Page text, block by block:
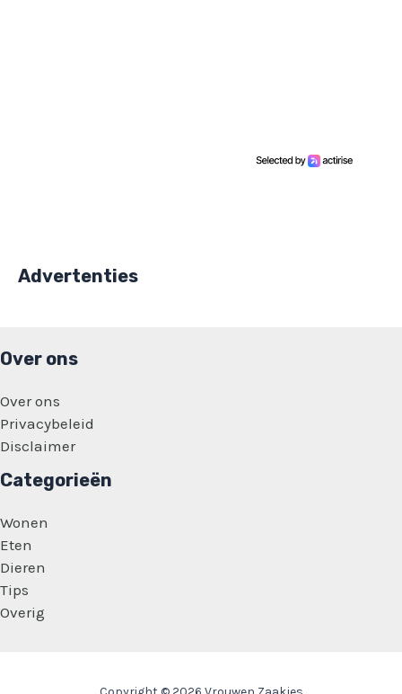
Advertenties
Over ons
Over ons
Privacybeleid
Disclaimer
Categorieën
Wonen
Eten
Dieren
Tips
Overig